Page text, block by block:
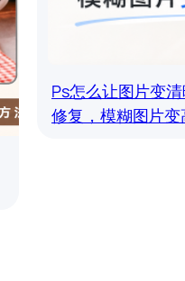
Ps怎么让图片变
修复，模糊图片变